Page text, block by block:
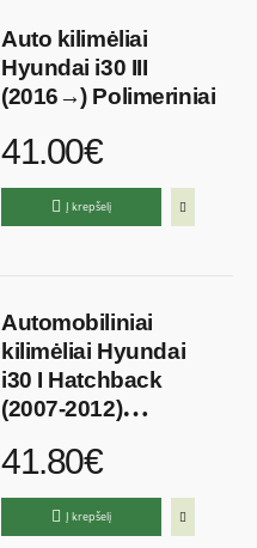
Auto kilimėliai
Hyundai i30 III
(2016→) Polimeriniai
41.00€
Į krepšelį
Automobiliniai
kilimėliai Hyundai
i30 I Hatchback
(2007-2012)
41.80€
Į krepšelį